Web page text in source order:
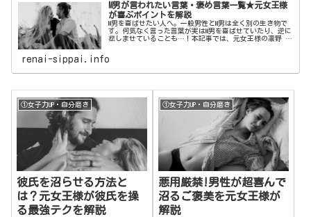
M男が言われたい言葉・褒め言葉一覧★元女王様
が喜ぶポイントを解説
M男を喜ばせたい人へ。一般男性とM男は全く別の生き物で
す。何気なく言った言葉が実はM男を喜ばせていたり、逆に
悲しませていることも…！本記事では、元女王様の凛野 祈
renai-sippai.info
①女子力UP・自分磨き
彼氏を沼らせる方法と
は？元女王様が彼氏を操
る最強テクを解説
①女子力UP・自分磨き
悪用厳禁!男性が超喜んで
沼るご褒美を元女王様が
解説